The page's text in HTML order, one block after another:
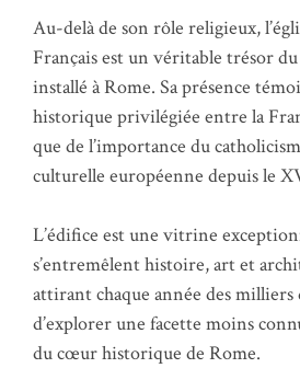
Au-delà de son rôle religieux,
Français est un véritable trésor
installé à Rome. Sa présence
historique privilégiée entre la
que de l’importance du
culturelle européenne depuis le
L’édifice est une vitrine
s’entremêlent histoire, art et
attirant chaque année des
d’explorer une facette moins
du cœur historique de Rome.